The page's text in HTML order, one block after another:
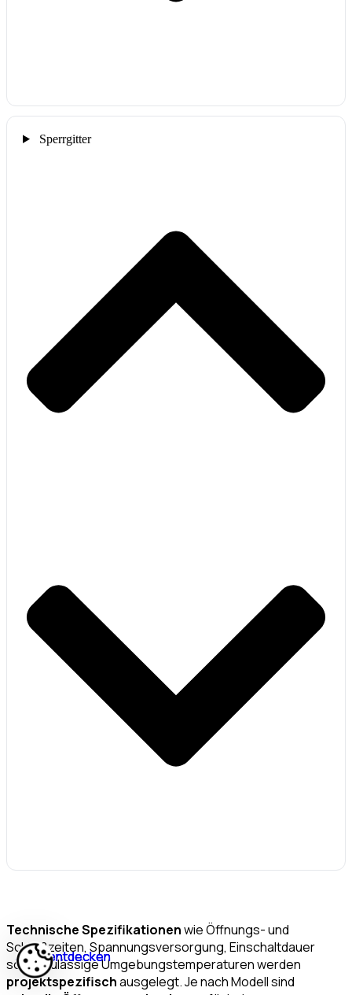
Sperrgitter
Technische Spezifikationenwie Öffnungs- und
Schließzeiten, Spannungsversorgung, Einschaltdauer
sowie zulässige Umgebungstemperaturen werden
projektspezifischausgelegt. Je nach Modell sind
Jetzt entdecken
Jetzt entdecken
Jetzt entdecken
Jetzt entdecken